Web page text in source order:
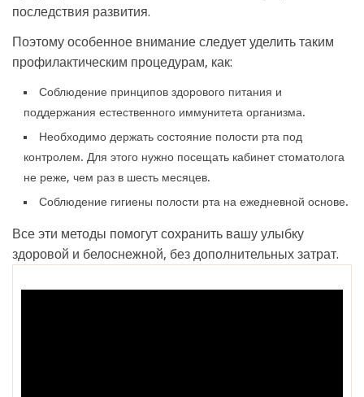
последствия развития.
Поэтому особенное внимание следует уделить таким
профилактическим процедурам, как:
Соблюдение принципов здорового питания и
поддержания естественного иммунитета организма.
Необходимо держать состояние полости рта под
контролем. Для этого нужно посещать кабинет стоматолога
не реже, чем раз в шесть месяцев.
Соблюдение гигиены полости рта на ежедневной основе.
Все эти методы помогут сохранить вашу улыбку
здоровой и белоснежной, без дополнительных затрат.